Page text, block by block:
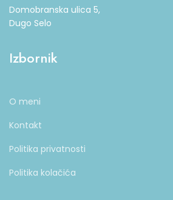
Domobranska ulica 5,
Dugo Selo
Izbornik
O meni
Kontakt
Politika privatnosti
Politika kolačića